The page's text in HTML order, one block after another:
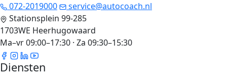
072-2019000
service@autocoach.nl
Stationsplein 99-285
1703WE Heerhugowaard
Ma–vr 09:00–17:30 · Za 09:30–15:30
Diensten